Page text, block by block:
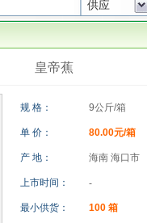
皇帝蕉
规 格： 9公斤/箱
单 价： 80.00元/箱
产 地： 海南 海口市
上市时间： -
最小供货： 100 箱